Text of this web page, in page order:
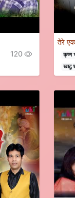
120
तेरे
कृष्ण
खाटू